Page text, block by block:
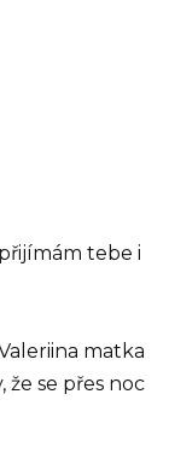
tebe i
matka
se přes noc